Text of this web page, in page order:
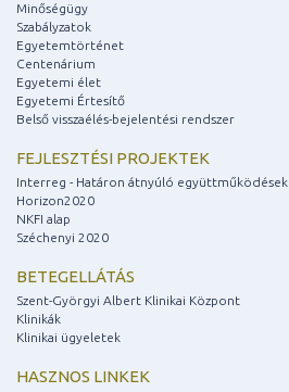
Minőségügy
Szabályzatok
Egyetemtörténet
Centenárium
Egyetemi élet
Egyetemi Értesítő
Belső visszaélés-bejelentési rendszer
FEJLESZTÉSI PROJEKTEK
Interreg - Határon átnyúló együttműködések
Horizon2020
NKFI alap
Széchenyi 2020
BETEGELLÁTÁS
Szent-Györgyi Albert Klinikai Központ
Klinikák
Klinikai ügyeletek
HASZNOS LINKEK